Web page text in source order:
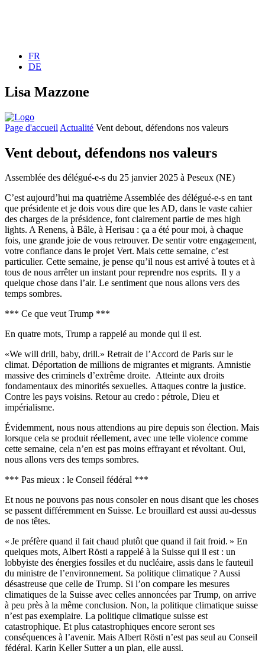
FR
DE
Lisa Mazzone
Page d'accueil Actualité Vent debout, défendons nos valeurs
Vent debout, défendons nos valeurs
Assemblée des délégué-e-s du 25 janvier 2025 à Peseux (NE)
C’est aujourd’hui ma quatrième Assemblée des délégué-e-s en tant
que présidente et je dois vous dire que les AD, dans le vaste cahier
des charges de la présidence, font clairement partie de mes high
lights. A Renens, à Bâle, à Herisau : ça a été pour moi, à chaque
fois, une grande joie de vous retrouver. De sentir votre engagement,
votre confiance dans le projet Vert. Mais cette semaine, c’est
particulier. Cette semaine, je pense qu’il nous est arrivé à toutes et à
tous de nous arrêter un instant pour reprendre nos esprits. Il y a
quelque chose dans l’air. Le sentiment que nous allons vers des
temps sombres.
*** Ce que veut Trump ***
En quatre mots, Trump a rappelé au monde qui il est.
«We will drill, baby, drill.» Retrait de l’Accord de Paris sur le
climat. Déportation de millions de migrantes et migrants. Amnistie
massive des criminels d’extrême droite. Atteinte aux droits
fondamentaux des minorités sexuelles. Attaques contre la justice.
Contre les pays voisins. Retour au credo : pétrole, Dieu et
impérialisme.
Évidemment, nous nous attendions au pire depuis son élection. Mais
lorsque cela se produit réellement, avec une telle violence comme
cette semaine, cela n’en est pas moins effrayant et révoltant. Oui,
nous allons vers des temps sombres.
*** Pas mieux : le Conseil fédéral ***
Et nous ne pouvons pas nous consoler en nous disant que les choses
se passent différemment en Suisse. Le brouillard est aussi au-dessus
de nos têtes.
« Je préfère quand il fait chaud plutôt que quand il fait froid. » En
quelques mots, Albert Rösti a rappelé à la Suisse qui il est : un
lobbyiste des énergies fossiles et du nucléaire, assis dans le fauteuil
du ministre de l’environnement. Sa politique climatique ? Aussi
désastreuse que celle de Trump. Si l’on compare les mesures
climatiques de la Suisse avec celles annoncées par Trump, on arrive
à peu près à la même conclusion. Non, la politique climatique suisse
n’est pas exemplaire. La politique climatique suisse est
catastrophique. Et plus catastrophiques encore seront ses
conséquences à l’avenir. Mais Albert Rösti n’est pas seul au Conseil
fédéral. Karin Keller Sutter a un plan, elle aussi.